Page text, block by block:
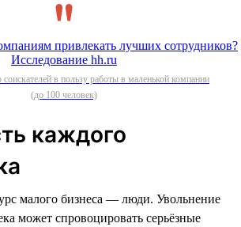
в пользу работы в маленькой компании
(до 100 человек)
каждого
малого бизнеса — люди. Увольнение
может спровоцировать серьёзные